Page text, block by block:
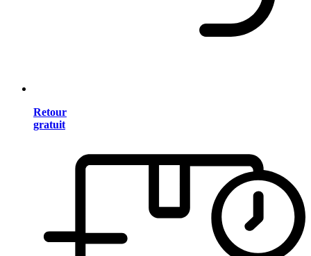
Retour
gratuit